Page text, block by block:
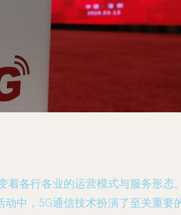
各行各业的运营模式与服务形态
中，5G通信技术扮演了至关重要